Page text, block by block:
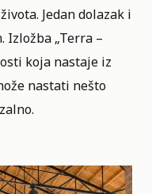
Jedan dolazak i
„Terra –
koja nastaje iz
nastati nešto